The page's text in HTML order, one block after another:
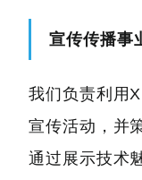
宣传传播事
我们负责利用
宣传活动，并
通过展示技术